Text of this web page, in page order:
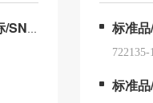
4 标准
722135-
标准